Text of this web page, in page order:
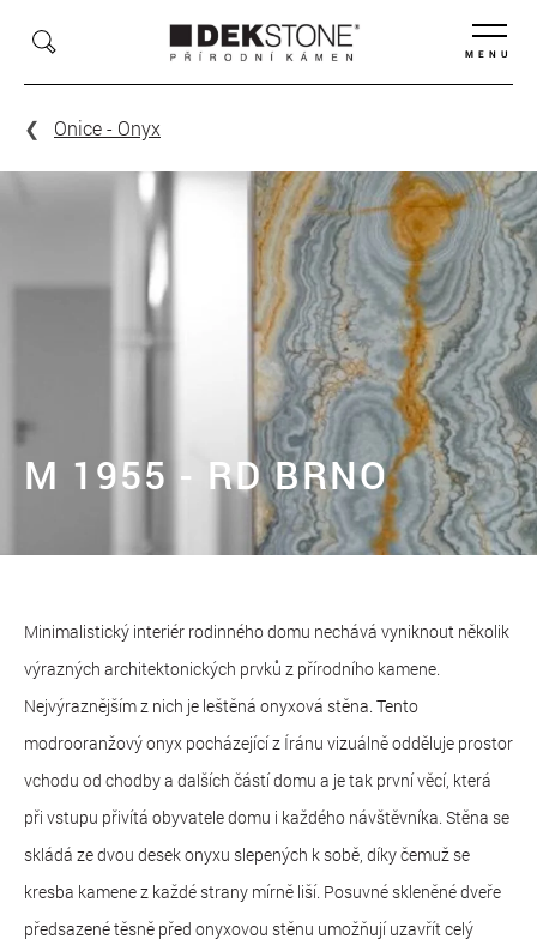
MENU
Onice - Onyx
M 1955 - RD BRNO
Minimalistický interiér rodinného domu nechává vyniknout několik
výrazných architektonických prvků z přírodního kamene.
Nejvýraznějším z nich je leštěná onyxová stěna. Tento
modrooranžový onyx pocházející z Íránu vizuálně odděluje prostor
vchodu od chodby a dalších částí domu a je tak první věcí, která
při vstupu přivítá obyvatele domu i každého návštěvníka. Stěna se
skládá ze dvou desek onyxu slepených k sobě, díky čemuž se
kresba kamene z každé strany mírně liší. Posuvné skleněné dveře
předsazené těsně před onyxovou stěnu umožňují uzavřít celý